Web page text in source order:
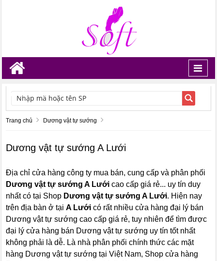
TÌM KIẾM
Trang chủ Dương vật tự sướng
Dương vật tự sướng A Lưới
Địa chỉ cửa hàng công ty mua bán, cung cấp và phân phối
Dương vật tự sướng A Lưới cao cấp giá rẻ... uy tín duy
nhất có tại Shop Dương vật tự sướng A Lưới. Hiện nay
trên địa bàn ở tạiA Lưới có rất nhiều cửa hàng đại lý bán
Dương vật tự sướng cao cấp giá rẻ, tuy nhiên để tìm được
đại lý cửa hàng bán Dương vật tự sướng uy tín tốt nhất
không phải là dễ. Là nhà phân phối chính thức các mặt
hàng Dương vật tự sướng tại Việt Nam, Shop cửa hàng